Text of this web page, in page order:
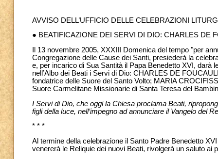
AVVISO DELL’UFFICIO DELLE CELEBRAZIONI
● BEATIFICAZIONE DEI SERVI DI DIO: CHARLES DE
Il 13 novembre 2005, XXXIII Domenica del tempo "per
Congregazione delle Cause dei Santi, presiederà la
e, per incarico di Sua Santità il Papa Benedetto XVI, darà
nell’Albo dei Beati i Servi di Dio: CHARLES DE
fondatrice delle Suore del Santo Volto; MARIA
Suore Carmelitane Missionarie di Santa Teresa del
I Servi di Dio, che oggi la Chiesa proclama Beati,
figli della luce, nell’impegno ad annunciare il Vangelo del
* * *
Al termine della celebrazione il Santo Padre Benedetto
venererà le Reliquie dei nuovi Beati, rivolgerà un saluto ai